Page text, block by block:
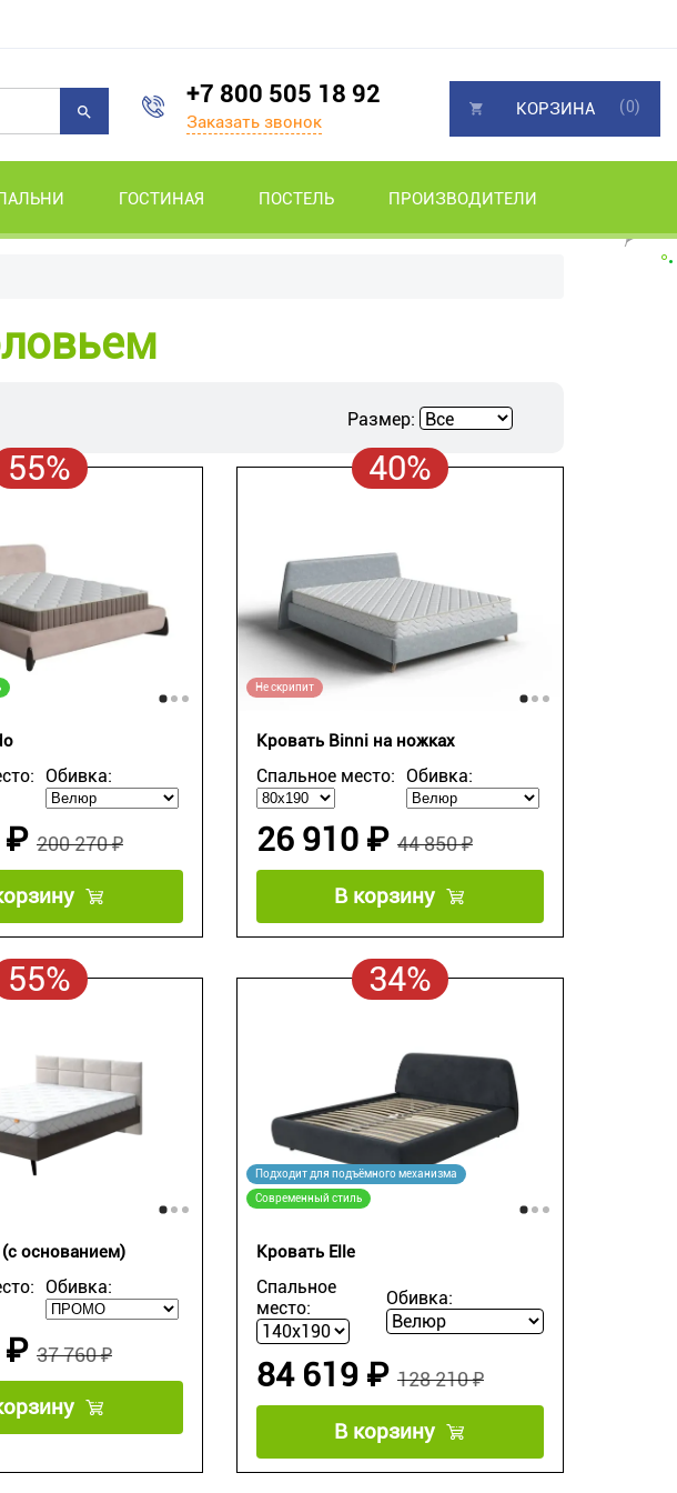
+7 800 505 18 92
Заказать звонок
ГОСТИНАЯ ПОСТЕЛЬ ПРОИЗВОДИТЕЛИ
КОРЗИНА (0)
Размер:
55%
Обивка:
200 270 ₽
₽
40%
Не скрипит
Кровать Binni на ножках
Спальное место: Обивка:
44 850 ₽
26 910 ₽
В корзину
55%
основанием)
Обивка:
37 760 ₽
₽
34%
Подходит для подъёмного механизма
Современный стиль
Кровать Elle
Спальное
место:
Обивка:
128 210 ₽
84 619 ₽
В корзину